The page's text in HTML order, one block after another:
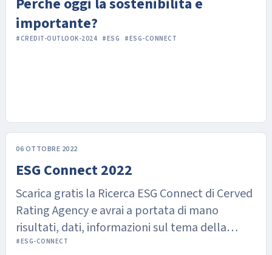
importante?
#CREDIT-OUTLOOK-2024 #ESG #ESG-CONNECT
06 OTTOBRE 2022
ESG Connect 2022
Scarica gratis la Ricerca ESG Connect di Cerved
Rating Agency e avrai a portata di mano
risultati, dati, informazioni sul tema della
sostenibilità
#ESG-CONNECT